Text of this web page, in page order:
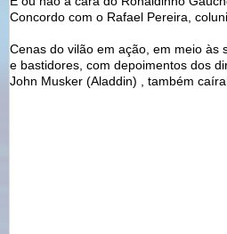
Concordo com o Rafael Pereira,
Cenas do vilão em ação, em meio às
e bastidores, com depoimentos dos
John Musker (Aladdin) , também